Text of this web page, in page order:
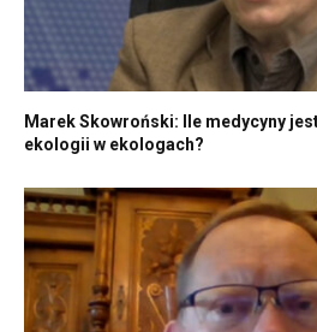
Marek Skowroński: Ile medycyny
ekologii w ekologach?